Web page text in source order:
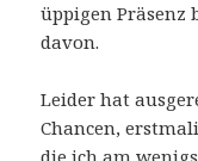
üppigen Präsenz
davon.
Leider hat
Chancen,